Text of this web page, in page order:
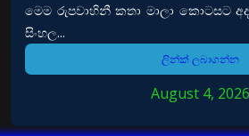
මෙම රුපවාහිනී කතා මාලා කොටසට
සිංහල...
ලින්ක් ලබාගන්න
August 4, 2026